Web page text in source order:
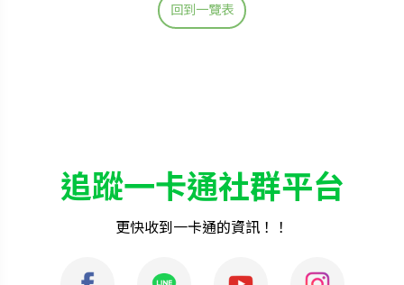
回到一覽表
追蹤一卡通社群平台
更快收到一卡通的資訊！！